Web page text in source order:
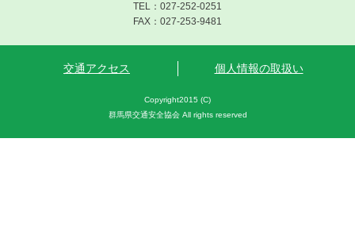
TEL：027-252-0251
FAX：027-253-9481
交通アクセス 個人情報の取扱い
Copyright2015 (C)
群馬県交通安全協会 All rights reserved